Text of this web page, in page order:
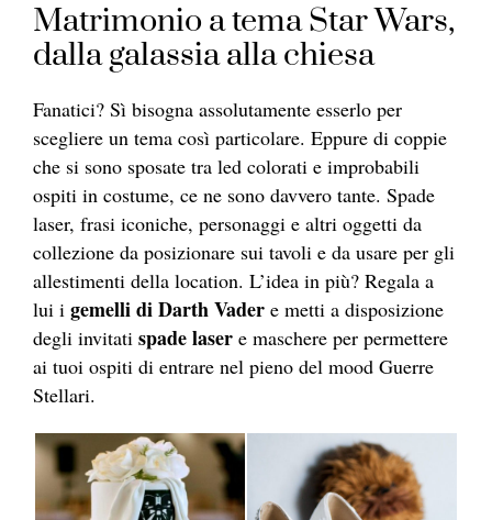
Matrimonio a tema Star Wars,
dalla galassia alla chiesa
Fanatici? Sì bisogna assolutamente esserlo per
scegliere un tema così particolare. Eppure di coppie
che si sono sposate tra led colorati e improbabili
ospiti in costume, ce ne sono davvero tante. Spade
laser, frasi iconiche, personaggi e altri oggetti da
collezione da posizionare sui tavoli e da usare per gli
allestimenti della location. L’idea in più? Regala a
lui i gemelli di Darth Vader e metti a disposizione
degli invitati spade laser e maschere per permettere
ai tuoi ospiti di entrare nel pieno del mood Guerre
Stellari.